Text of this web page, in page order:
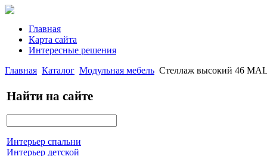
Главная
Карта сайта
Интересные решения
Главная Каталог Модульная мебель Стеллаж высокий 46
Найти на сайте
Интерьер спальни
Интерьер детской